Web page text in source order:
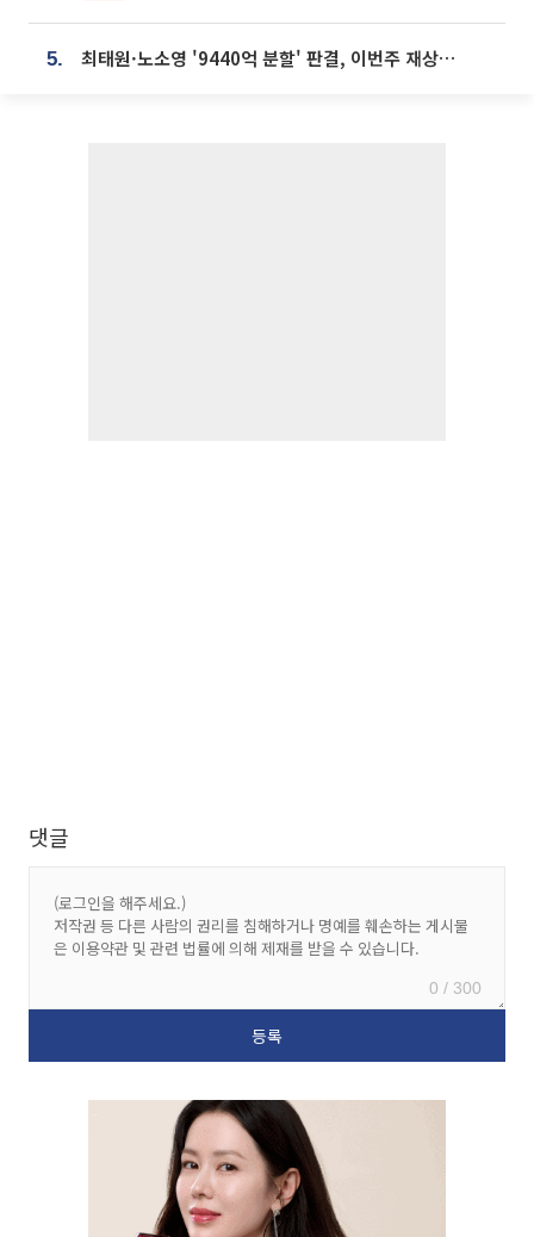
5. 최태원·노소영 '9440억 분할' 판결, 이번주 재상고 여부 주목
댓글
0 / 300